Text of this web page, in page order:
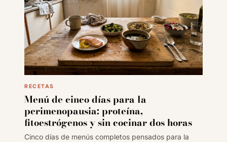
RECETAS
Menú de cinco días para la
perimenopausia: proteína,
fitoestrógenos y sin cocinar dos horas
Cinco días de menús completos pensados para la